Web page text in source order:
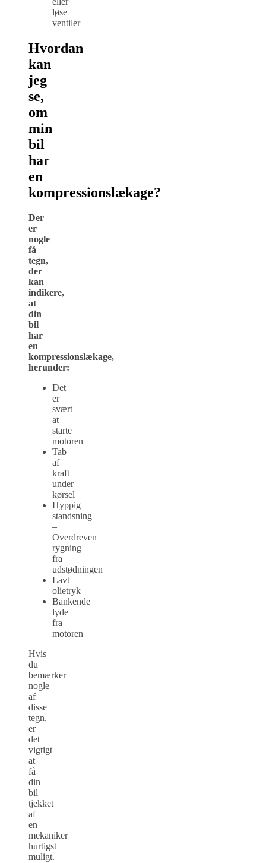
løse
ventiler
Hvordan
kan
jeg
se,
om
min
bil
har
en
kompressionslækage?
Der
er
nogle
få
tegn,
der
kan
indikere,
at
din
bil
har
en
kompressionslækage,
herunder:
Det
er
svært
at
starte
motoren
Tab
af
kraft
under
kørsel
Hyppig
standsning
–
Overdreven
rygning
fra
udstødningen
Lavt
olietryk
Bankende
lyde
fra
motoren
Hvis
du
bemærker
nogle
af
disse
tegn,
er
det
vigtigt
at
få
din
bil
tjekket
af
en
mekaniker
hurtigst
muligt.